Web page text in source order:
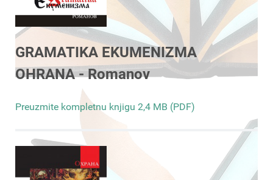
GRAMATIKA EKUMENIZMA
OHRANA - Romanov
Preuzmite kompletnu knjigu 2,4 MB (PDF)